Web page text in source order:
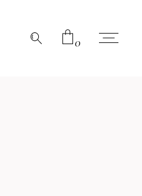
0